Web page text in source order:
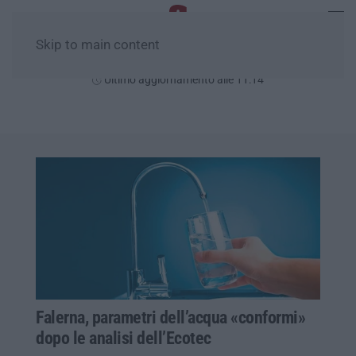
Skip to main content
Ultimo aggiornamento alle 11:14
Falerna, parametri dell’acqua «conformi»
dopo le analisi dell’Ecotec